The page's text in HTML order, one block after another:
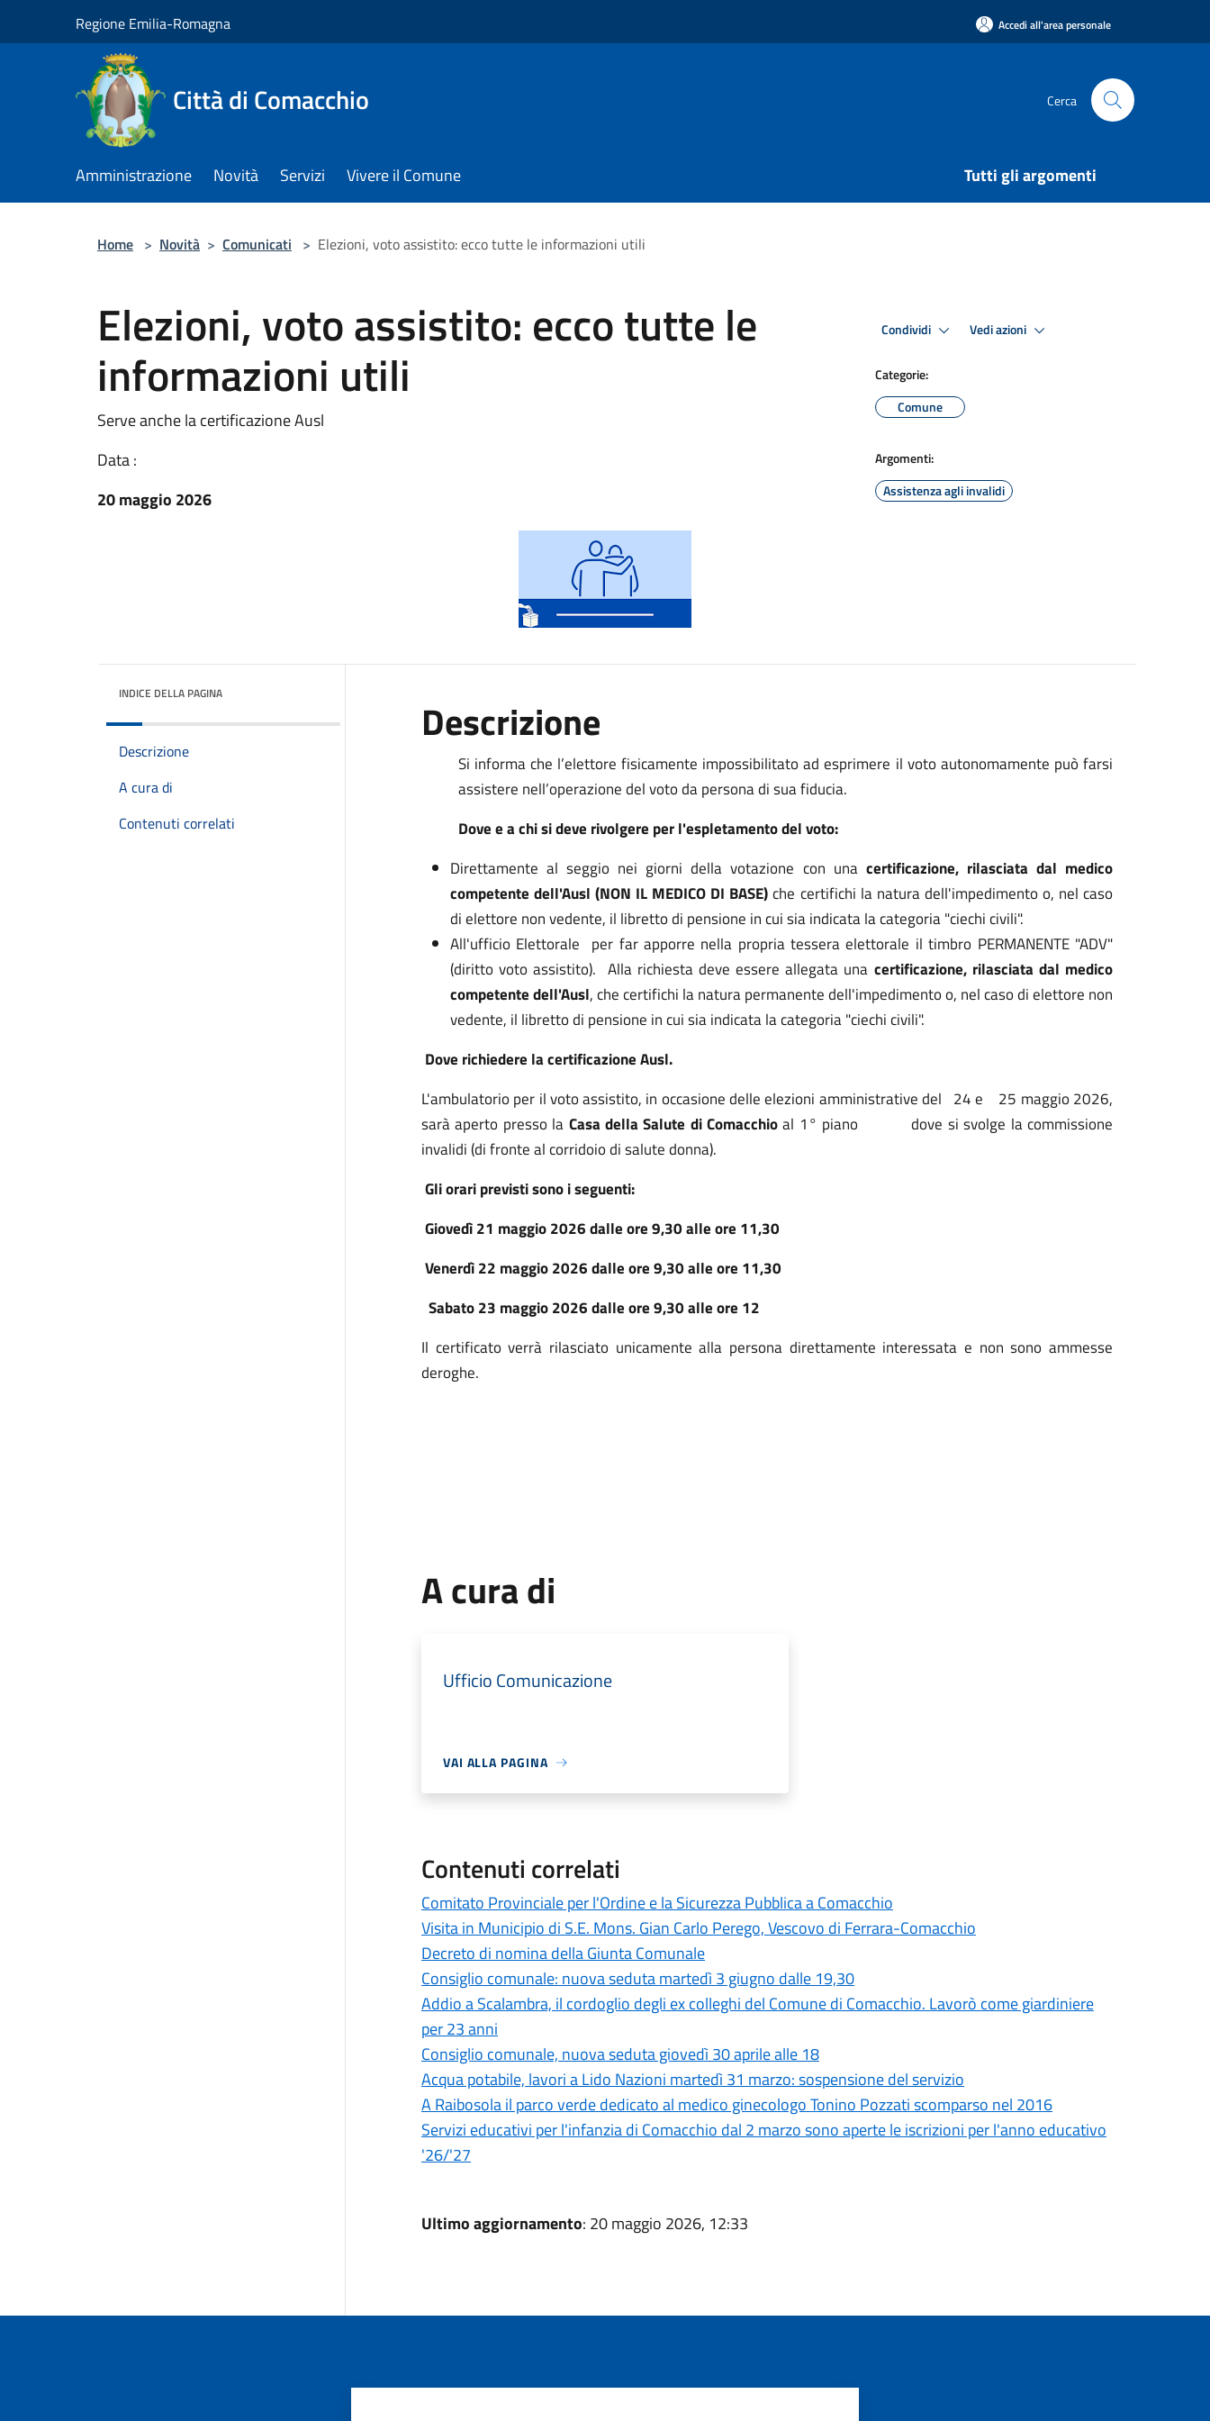
Regione Emilia-Romagna Accedi all'area personale
Città di Comacchio Cerca
Amministrazione Novità Servizi Vivere il Comune Tutti gli argomenti
Home > Novità > Comunicati > Elezioni, voto assistito: ecco tutte le informazioni utili
Elezioni, voto assistito: ecco tutte le
informazioni utili
Serve anche la certificazione Ausl
Data :
20 maggio 2026
Condividi Vedi azioni
Categorie:
Comune
Argomenti:
Assistenza agli invalidi
INDICE DELLA PAGINA
Descrizione
A cura di
Contenuti correlati
Descrizione
Si informa che l’elettore fisicamente impossibilitato ad esprimere il voto autonomamente può farsi
assistere nell’operazione del voto da persona di sua fiducia.
Dove e a chi si deve rivolgere per l'espletamento del voto:
Direttamente al seggio nei giorni della votazione con una certificazione, rilasciata dal medico
competente dell'Ausl (NON IL MEDICO DI BASE)che certifichi la natura dell'impedimento o, nel caso
di elettore non vedente, il libretto di pensione in cui sia indicata la categoria "ciechi civili".
All'ufficio Elettorale per far apporre nella propria tessera elettorale il timbro PERMANENTE "ADV"
(diritto voto assistito). Alla richiesta deve essere allegata una certificazione, rilasciata dal medico
competente dell'Ausl, che certifichi la natura permanente dell'impedimento o, nel caso di elettore non
vedente, il libretto di pensione in cui sia indicata la categoria "ciechi civili".
Dove richiedere la certificazione Ausl.
L'ambulatorio per il voto assistito, in occasione delle elezioni amministrative del 24 e
25 maggio 2026,
sarà aperto presso la Casa della Salute di Comacchioal 1° piano
dove si svolge la commissione
invalidi (di fronte al corridoio di salute donna).
Gli orari previsti sono i seguenti:
Giovedì 21 maggio 2026 dalle ore 9,30 alle ore 11,30
Venerdì 22 maggio 2026 dalle ore 9,30 alle ore 11,30
Sabato 23 maggio 2026 dalle ore 9,30 alle ore 12
Il certificato verrà rilasciato unicamente alla persona direttamente interessata e non sono ammesse
deroghe.
A cura di
Ufficio Comunicazione
VAI ALLA PAGINA
Contenuti correlati
Comitato Provinciale per l'Ordine e la Sicurezza Pubblica a Comacchio
Visita in Municipio di S.E. Mons. Gian Carlo Perego, Vescovo di Ferrara-Comacchio
Decreto di nomina della Giunta Comunale
Consiglio comunale: nuova seduta martedì 3 giugno dalle 19,30
Addio a Scalambra, il cordoglio degli ex colleghi del Comune di Comacchio. Lavorò come giardiniere
per 23 anni
Consiglio comunale, nuova seduta giovedì 30 aprile alle 18
Acqua potabile, lavori a Lido Nazioni martedì 31 marzo: sospensione del servizio
A Raibosola il parco verde dedicato al medico ginecologo Tonino Pozzati scomparso nel 2016
Servizi educativi per l'infanzia di Comacchio dal 2 marzo sono aperte le iscrizioni per l'anno educativo
'26/'27
Ultimo aggiornamento: 20 maggio 2026, 12:33